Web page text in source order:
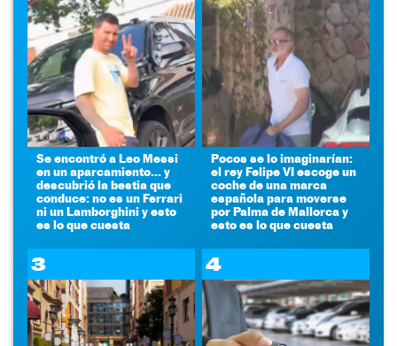
Se encontró a Leo Messi
en un aparcamiento... y
descubrió la bestia que
conduce: no es un Ferrari
ni un Lamborghini y esto
es lo que cuesta
Pocos se lo imaginarían:
el rey Felipe VI escoge un
coche de una marca
española para moverse
por Palma de Mallorca y
esto es lo que cuesta
3 4